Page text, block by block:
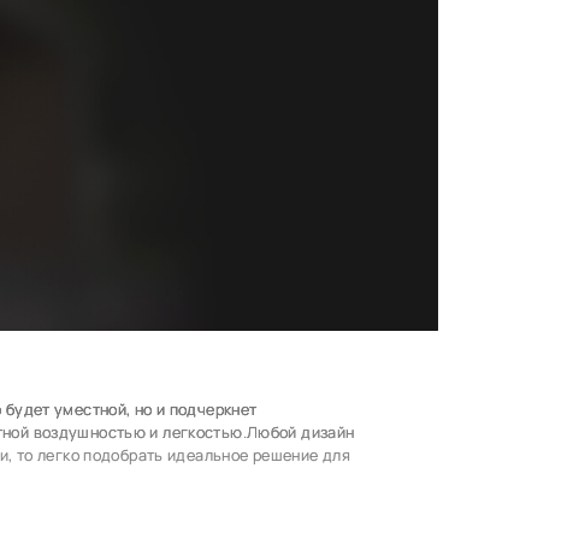
уместной, но и подчеркнет
воздушностью и легкостью.Любой дизайн
то легко подобрать идеальное решение для